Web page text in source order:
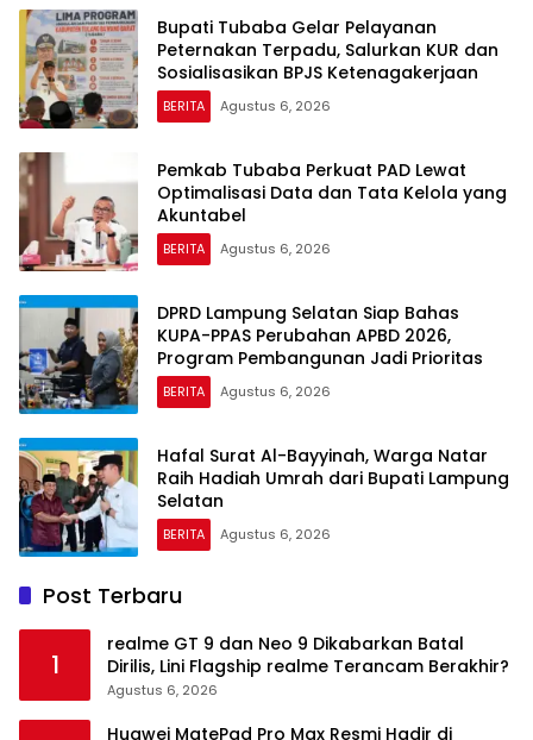
Bupati Tubaba Gelar Pelayanan
Peternakan Terpadu, Salurkan KUR dan
Sosialisasikan BPJS Ketenagakerjaan
BERITA Agustus 6, 2026
Pemkab Tubaba Perkuat PAD Lewat
Optimalisasi Data dan Tata Kelola yang
Akuntabel
BERITA Agustus 6, 2026
DPRD Lampung Selatan Siap Bahas
KUPA-PPAS Perubahan APBD 2026,
Program Pembangunan Jadi Prioritas
BERITA Agustus 6, 2026
Hafal Surat Al-Bayyinah, Warga Natar
Raih Hadiah Umrah dari Bupati Lampung
Selatan
BERITA Agustus 6, 2026
Post Terbaru
1
realme GT 9 dan Neo 9 Dikabarkan Batal
Dirilis, Lini Flagship realme Terancam Berakhir?
Agustus 6, 2026
Huawei MatePad Pro Max Resmi Hadir di